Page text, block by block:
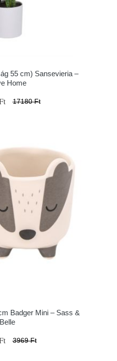
55 cm) Sansevieria –
Home
17180 Ft
Badger Mini – Sass &
Belle
3969 Ft